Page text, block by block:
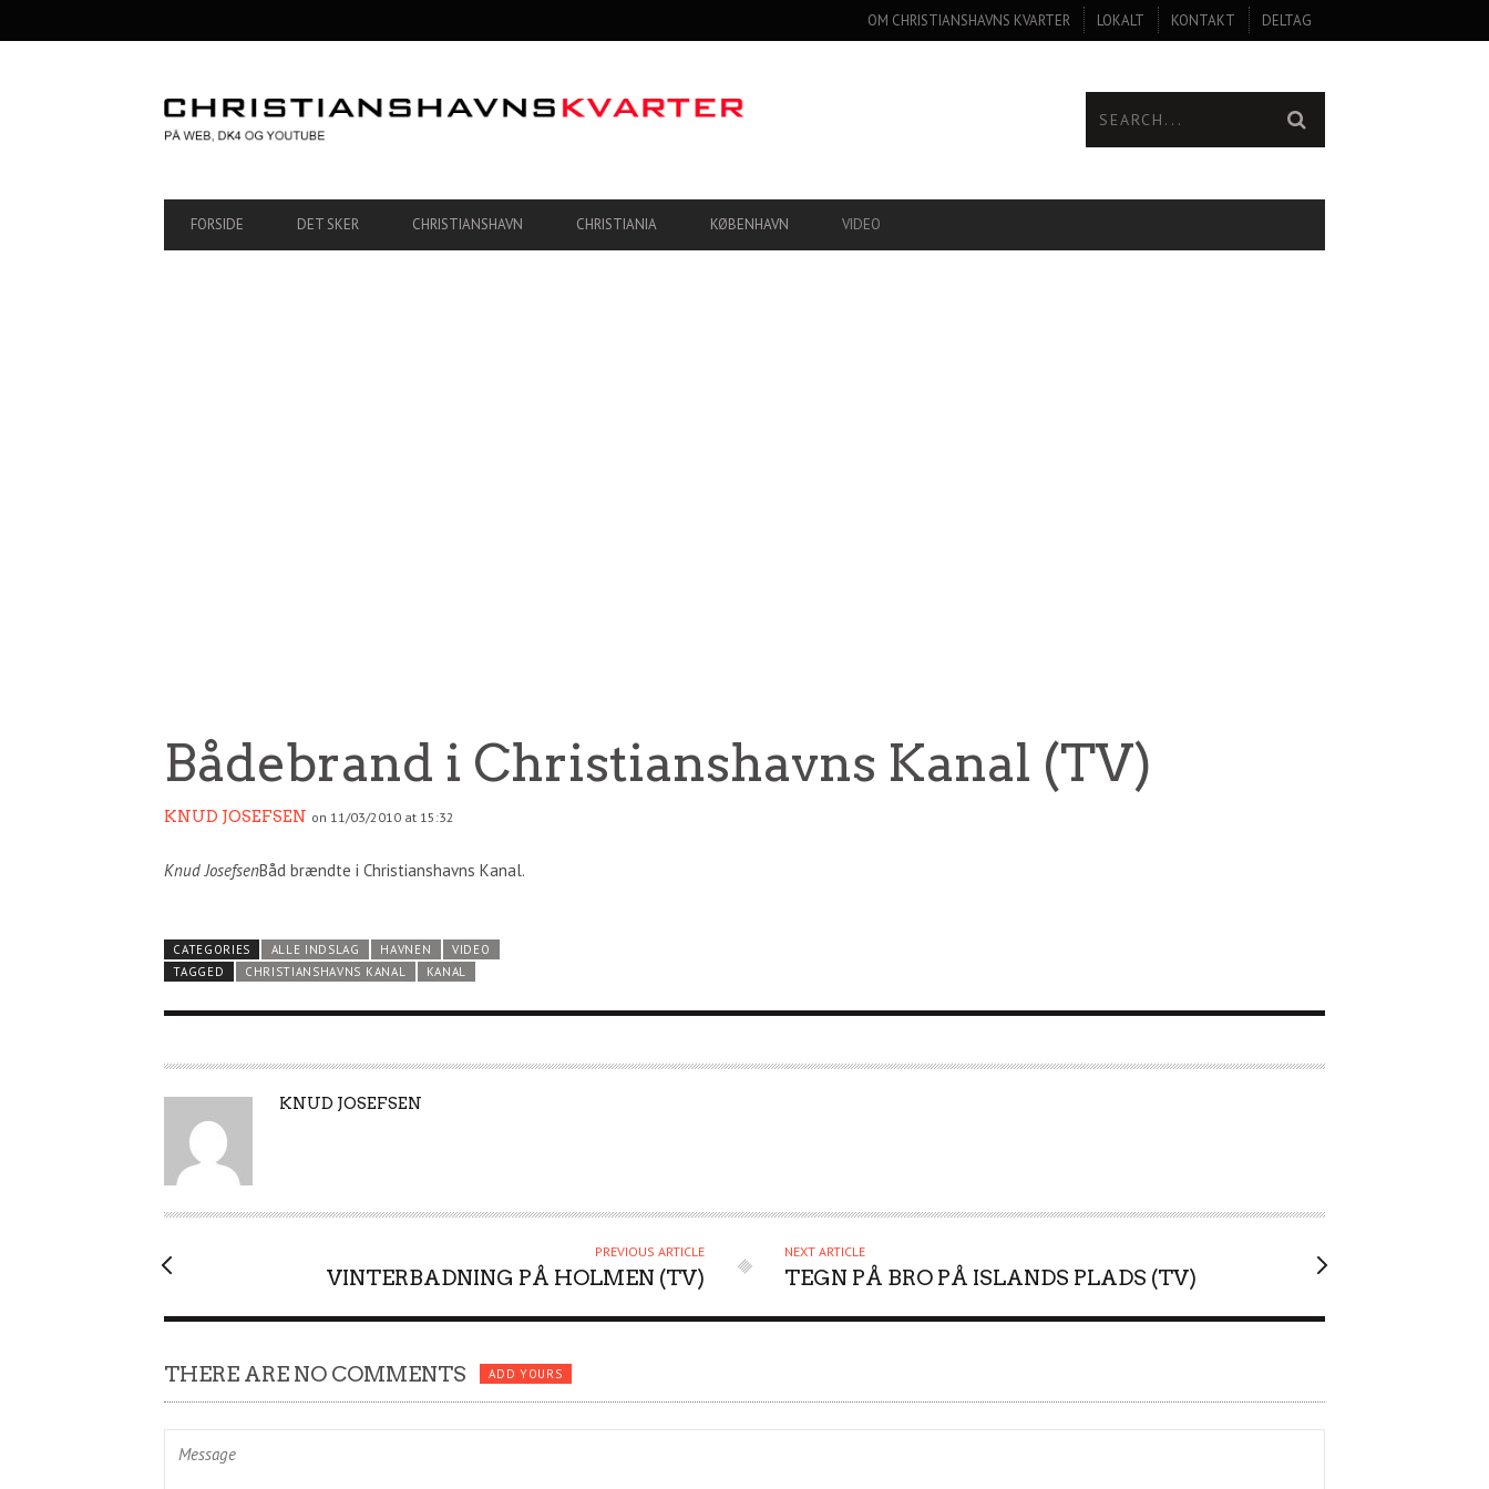
NAVIGATION
OM CHRISTIANSHAVNS KVARTER LOKALT KONTAKT DELTAG
PRIMARY
NAVIGATION
FORSIDE DET SKER CHRISTIANSHAVN CHRISTIANIA KØBENHAVN VIDEO
Bådebrand i Christianshavns Kanal (TV)
KNUD JOSEFSEN on 11/03/2010 at 15:32
Knud JosefsenBåd brændte i Christianshavns Kanal.
CATEGORIES ALLE INDSLAG HAVNEN
VIDEO
TAGGED
CHRISTIANSHAVNS KANAL KANAL
A
O
KNUD JOSEFSEN
PREVIOUS ARTICLE
VINTERBADNING PÅ HOLMEN (TV)
NEXT ARTICLE
TEGN PÅ BRO PÅ ISLANDS PLADS (TV)
THERE ARE NO COMMENTS ADD YOURS